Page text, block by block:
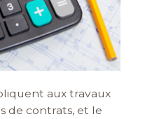
aux travaux
de contrats, et le